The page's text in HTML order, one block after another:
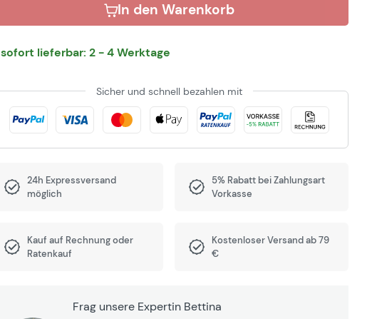
In den Warenkorb
sofort lieferbar: 2 - 4 Werktage
Sicher und schnell bezahlen mit
24h Expressversand
möglich
5% Rabatt bei Zahlungsart
Vorkasse
Kauf auf Rechnung oder
Ratenkauf
Kostenloser Versand ab 79
€
Frag unsere Expertin Bettina